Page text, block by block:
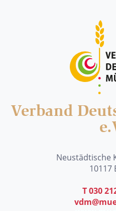
Verband
Neustädtische
10117
T 030